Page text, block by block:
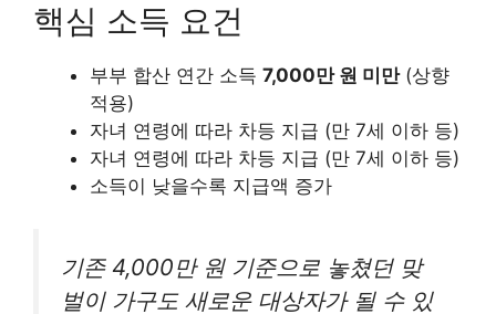
핵심 소득 요건
부부 합산 연간 소득 7,000만 원 미만(상향
적용)
자녀 연령에 따라 차등 지급 (만 7세 이하 등)
자녀 연령에 따라 차등 지급 (만 7세 이하 등)
소득이 낮을수록 지급액 증가
기존 4,000만 원 기준으로 놓쳤던 맞
벌이 가구도 새로운 대상자가 될 수 있